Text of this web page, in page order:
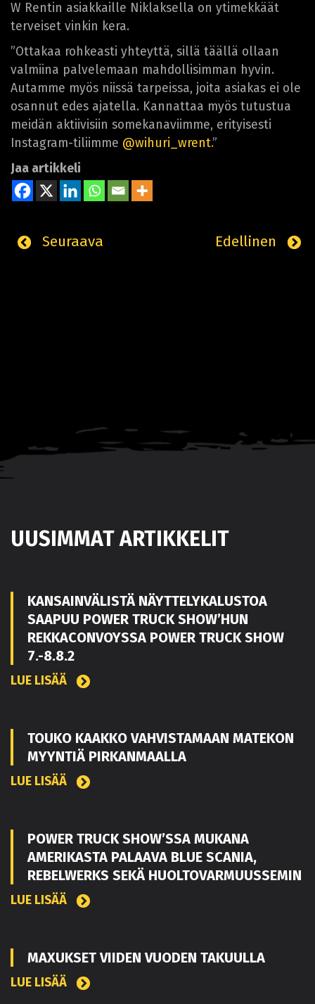
W Rentin asiakkaille Niklaksella on ytimekkäät
terveiset vinkin kera.
”Ottakaa rohkeasti yhteyttä, sillä täällä ollaan
valmiina palvelemaan mahdollisimman hyvin.
Autamme myös niissä tarpeissa, joita asiakas ei ole
osannut edes ajatella. Kannattaa myös tutustua
meidän aktiivisiin somekanaviimme, erityisesti
Instagram-tiliimme @wihuri_wrent.”
Jaa artikkeli
Edellinen
Seuraava
UUSIMMAT ARTIKKELIT
KANSAINVÄLISTÄ NÄYTTELYKALUSTOA
SAAPUU POWER TRUCK SHOW’HUN
REKKACONVOYSSA POWER TRUCK SHOW
7.-8.8.2
LUE LISÄÄ
TOUKO KAAKKO VAHVISTAMAAN MATEKON
MYYNTIÄ PIRKANMAALLA
LUE LISÄÄ
POWER TRUCK SHOW’SSA MUKANA
AMERIKASTA PALAAVA BLUE SCANIA,
REBELWERKS SEKÄ HUOLTOVARMUUSSEMIN
LUE LISÄÄ
MAXUKSET VIIDEN VUODEN TAKUULLA
LUE LISÄÄ